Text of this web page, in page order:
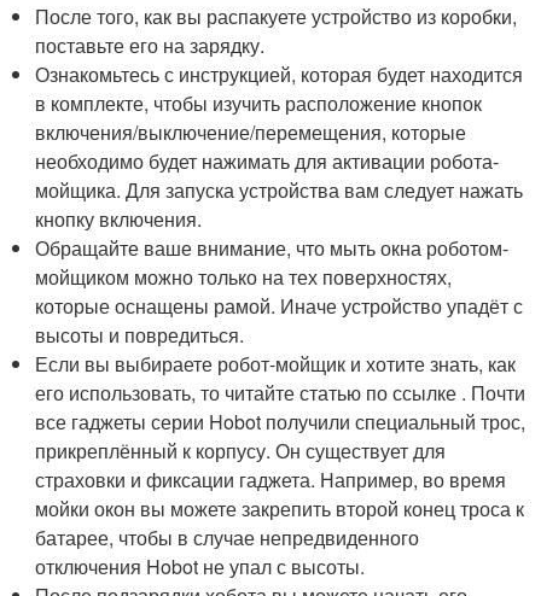
После того, как вы распакуете устройство из коробки,
поставьте его на зарядку.
Ознакомьтесь с инструкцией, которая будет находится
в комплекте, чтобы изучить расположение кнопок
включения/выключение/перемещения, которые
необходимо будет нажимать для активации робота-
мойщика. Для запуска устройства вам следует нажать
кнопку включения.
Обращайте ваше внимание, что мыть окна роботом-
мойщиком можно только на тех поверхностях,
которые оснащены рамой. Иначе устройство упадёт с
высоты и повредиться.
Если вы выбираете робот-мойщик и хотите знать, как
его использовать, то читайте статью по ссылке . Почти
все гаджеты серии Hobot получили специальный трос,
прикреплённый к корпусу. Он существует для
страховки и фиксации гаджета. Например, во время
мойки окон вы можете закрепить второй конец троса к
батарее, чтобы в случае непредвиденного
отключения Hobot не упал с высоты.